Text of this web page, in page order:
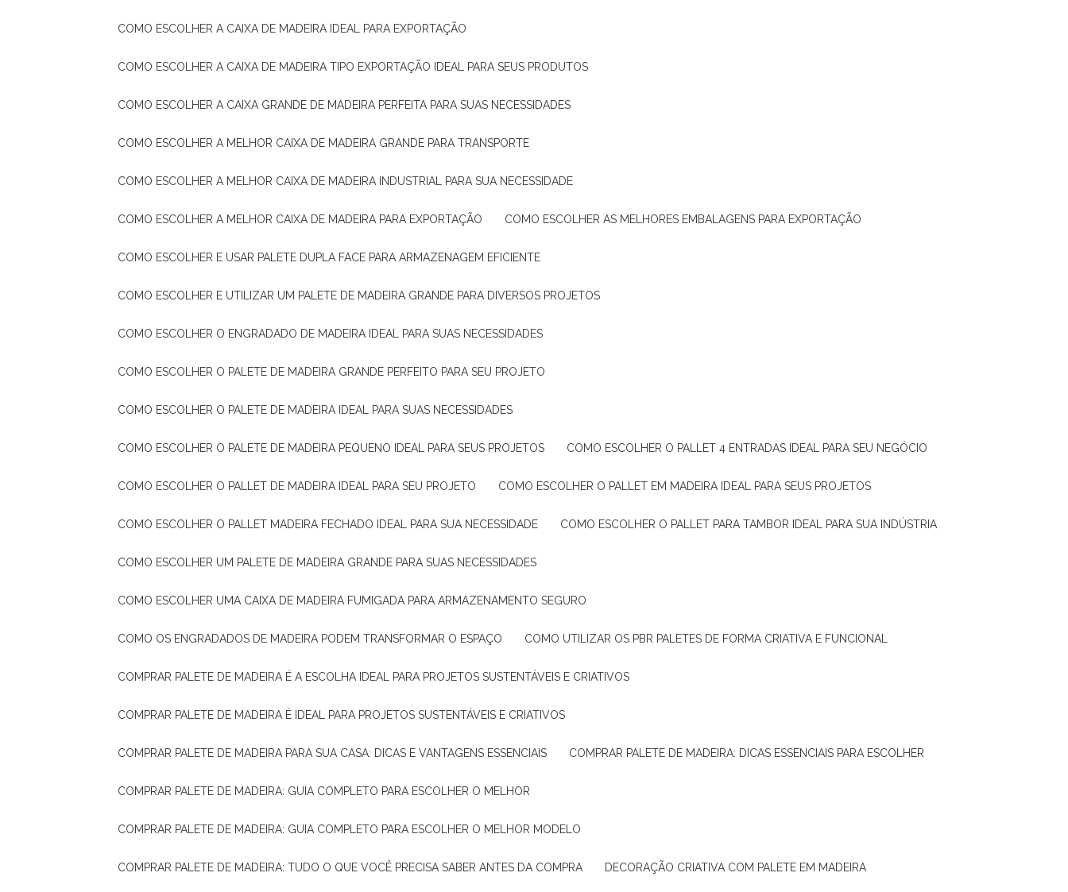
COMO ESCOLHER A CAIXA DE MADEIRA IDEAL PARA EXPORTAÇÃO
COMO ESCOLHER A CAIXA DE MADEIRA TIPO EXPORTAÇÃO IDEAL PARA SEUS PRODUTOS
COMO ESCOLHER A CAIXA GRANDE DE MADEIRA PERFEITA PARA SUAS NECESSIDADES
COMO ESCOLHER A MELHOR CAIXA DE MADEIRA GRANDE PARA TRANSPORTE
COMO ESCOLHER A MELHOR CAIXA DE MADEIRA INDUSTRIAL PARA SUA NECESSIDADE
COMO ESCOLHER A MELHOR CAIXA DE MADEIRA PARA EXPORTAÇÃO COMO ESCOLHER AS MELHORES EMBALAGENS PARA EXPORTAÇÃO
COMO ESCOLHER E USAR PALETE DUPLA FACE PARA ARMAZENAGEM EFICIENTE
COMO ESCOLHER E UTILIZAR UM PALETE DE MADEIRA GRANDE PARA DIVERSOS PROJETOS
COMO ESCOLHER O ENGRADADO DE MADEIRA IDEAL PARA SUAS NECESSIDADES
COMO ESCOLHER O PALETE DE MADEIRA GRANDE PERFEITO PARA SEU PROJETO
COMO ESCOLHER O PALETE DE MADEIRA IDEAL PARA SUAS NECESSIDADES
COMO ESCOLHER O PALETE DE MADEIRA PEQUENO IDEAL PARA SEUS PROJETOS COMO ESCOLHER O PALLET 4 ENTRADAS IDEAL PARA SEU NEGÓCIO
COMO ESCOLHER O PALLET DE MADEIRA IDEAL PARA SEU PROJETO COMO ESCOLHER O PALLET EM MADEIRA IDEAL PARA SEUS PROJETOS
COMO ESCOLHER O PALLET MADEIRA FECHADO IDEAL PARA SUA NECESSIDADE COMO ESCOLHER O PALLET PARA TAMBOR IDEAL PARA SUA INDÚSTRIA
COMO ESCOLHER UM PALETE DE MADEIRA GRANDE PARA SUAS NECESSIDADES
COMO ESCOLHER UMA CAIXA DE MADEIRA FUMIGADA PARA ARMAZENAMENTO SEGURO
COMO OS ENGRADADOS DE MADEIRA PODEM TRANSFORMAR O ESPAÇO COMO UTILIZAR OS PBR PALETES DE FORMA CRIATIVA E FUNCIONAL
COMPRAR PALETE DE MADEIRA É A ESCOLHA IDEAL PARA PROJETOS SUSTENTÁVEIS E CRIATIVOS
COMPRAR PALETE DE MADEIRA É IDEAL PARA PROJETOS SUSTENTÁVEIS E CRIATIVOS
COMPRAR PALETE DE MADEIRA PARA SUA CASA: DICAS E VANTAGENS ESSENCIAIS COMPRAR PALETE DE MADEIRA: DICAS ESSENCIAIS PARA ESCOLHER
COMPRAR PALETE DE MADEIRA: GUIA COMPLETO PARA ESCOLHER O MELHOR
COMPRAR PALETE DE MADEIRA: GUIA COMPLETO PARA ESCOLHER O MELHOR MODELO
COMPRAR PALETE DE MADEIRA: TUDO O QUE VOCÊ PRECISA SABER ANTES DA COMPRA DECORAÇÃO CRIATIVA COM PALETE EM MADEIRA